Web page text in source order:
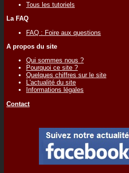
Tous les tutoriels
La FAQ
FAQ : Foire aux questions
A propos du site
Qui sommes nous ?
Pourquoi ce site ?
Quelques chiffres sur le site
L'actualité du site
Informations légales
Contact